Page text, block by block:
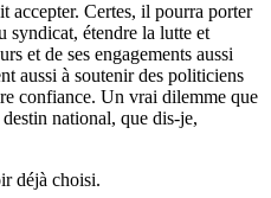
accepter. Certes, il pourra porter
syndicat, étendre la lutte et
et de ses engagements aussi
aussi à soutenir des politiciens
confiance. Un vrai dilemme que
national, que dis-je,
déjà choisi.